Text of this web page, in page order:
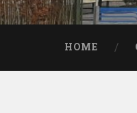
HOME